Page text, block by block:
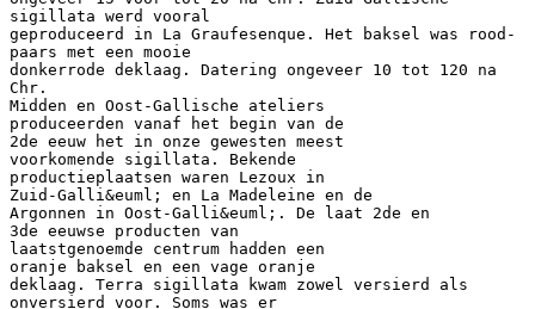
sigillata werd vooral
geproduceerd in La Graufesenque. Het baksel was rood-
paars met een mooie
donkerrode deklaag. Datering ongeveer 10 tot 120 na
Chr.
Midden en Oost-Gallische ateliers
produceerden vanaf het begin van de
2de eeuw het in onze gewesten meest
voorkomende sigillata. Bekende
productieplaatsen waren Lezoux in
Zuid-Galli&euml; en La Madeleine en de
Argonnen in Oost-Galli&euml;. De laat 2de en
3de eeuwse producten van
laatstgenoemde centrum hadden een
oranje baksel en een vage oranje
deklaag. Terra sigillata kwam zowel versierd als
onversierd voor. Soms was er